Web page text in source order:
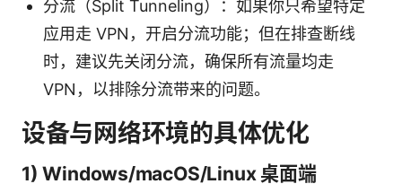
分流（Split Tunneling）：如果你只希望特定
应用走 VPN，开启分流功能；但在排查断线
时，建议先关闭分流，确保所有流量均走
VPN，以排除分流带来的问题。
设备与网络环境的具体优化
1) Windows/macOS/Linux 桌面端